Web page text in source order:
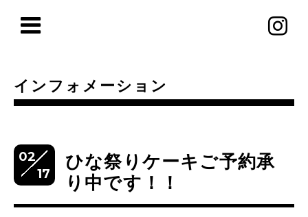
インフォメーション
02
17
ひな祭りケーキご予約承
り中です！！